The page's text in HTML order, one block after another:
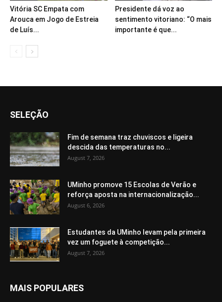
Vitória SC Empata com
Arouca em Jogo de Estreia
de Luís...
Presidente dá voz ao
sentimento vitoriano: “O mais
importante é que...
SELEÇÃO
Fim de semana traz chuviscos e ligeira
descida das temperaturas no...
August 7, 2026
UMinho promove 15 Escolas de Verão e
reforça aposta na internacionalização...
August 6, 2026
Estudantes da UMinho levam pela primeira
vez um foguete à competição...
August 7, 2026
MAIS POPULARES